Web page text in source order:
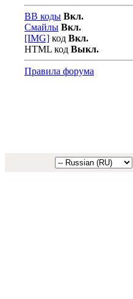
BB коды Вкл.
Смайлы Вкл.
[IMG] код Вкл.
HTML код Выкл.
Правила форума